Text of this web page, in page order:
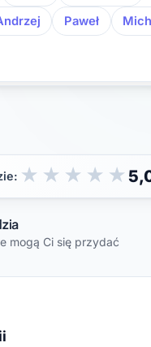
Paweł
★
★
★
★
★
mogą Ci się przydać